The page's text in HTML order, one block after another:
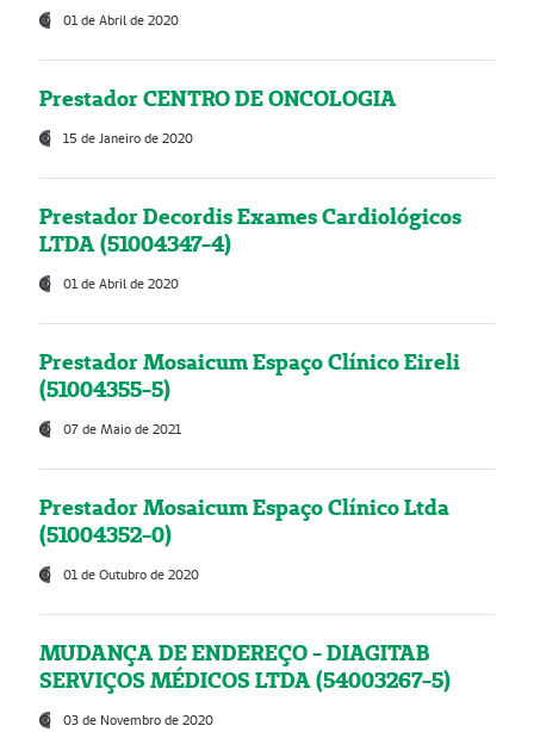
01 de Abril de 2020
Prestador CENTRO DE ONCOLOGIA
15 de Janeiro de 2020
Prestador Decordis Exames Cardiológicos
LTDA (51004347-4)
01 de Abril de 2020
Prestador Mosaicum Espaço Clínico Eireli
(51004355-5)
07 de Maio de 2021
Prestador Mosaicum Espaço Clínico Ltda
(51004352-0)
01 de Outubro de 2020
MUDANÇA DE ENDEREÇO - DIAGITAB
SERVIÇOS MÉDICOS LTDA (54003267-5)
03 de Novembro de 2020